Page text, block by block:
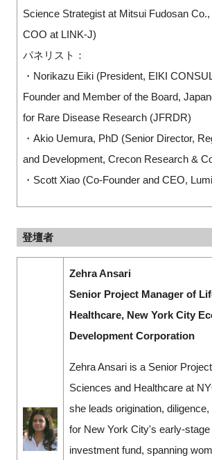
Science Strategist at Mitsui Fudosan
COO at LINK-J)
パネリスト：
・Norikazu Eiki (President, EIKI
Founder and Member of the Board,
for Rare Disease Research (JFRDR)
・Akio Uemura, PhD (Senior Director,
and Development, Crecon Research &
・Scott Xiao (Co-Founder and CEO,
登壇者
Zehra Ansari
Senior Project Manager of
Healthcare, New York City
Development Corporation
Zehra Ansari is a Senior
Sciences and Healthcare at
she leads origination,
for New York City's early-
investment fund, spanning